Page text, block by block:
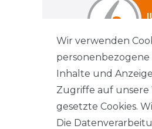
Wir verwenden
personenbezogene
Inhalte und
Zugriffe auf unsere
gesetzte Cookies.
Die